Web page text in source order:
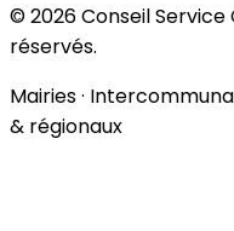
© 2026 Conseil
réservés.
Mairies ·
& régionaux